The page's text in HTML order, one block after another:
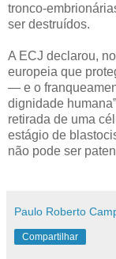
tronco-
ser destruídos.
A ECJ declarou,
europeia que
— e o
dignidade
retirada de uma
estágio de
não pode ser
Paulo Roberto
Compartilhar